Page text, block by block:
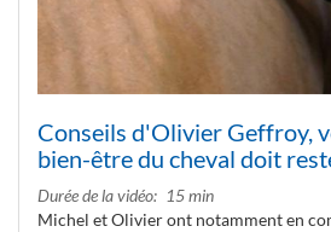
Conseils d'Olivier Geffroy,
bien-être du cheval doit
Durée de la vidéo
15 min
Michel et Olivier ont notamment en